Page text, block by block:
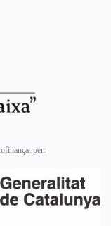
per: